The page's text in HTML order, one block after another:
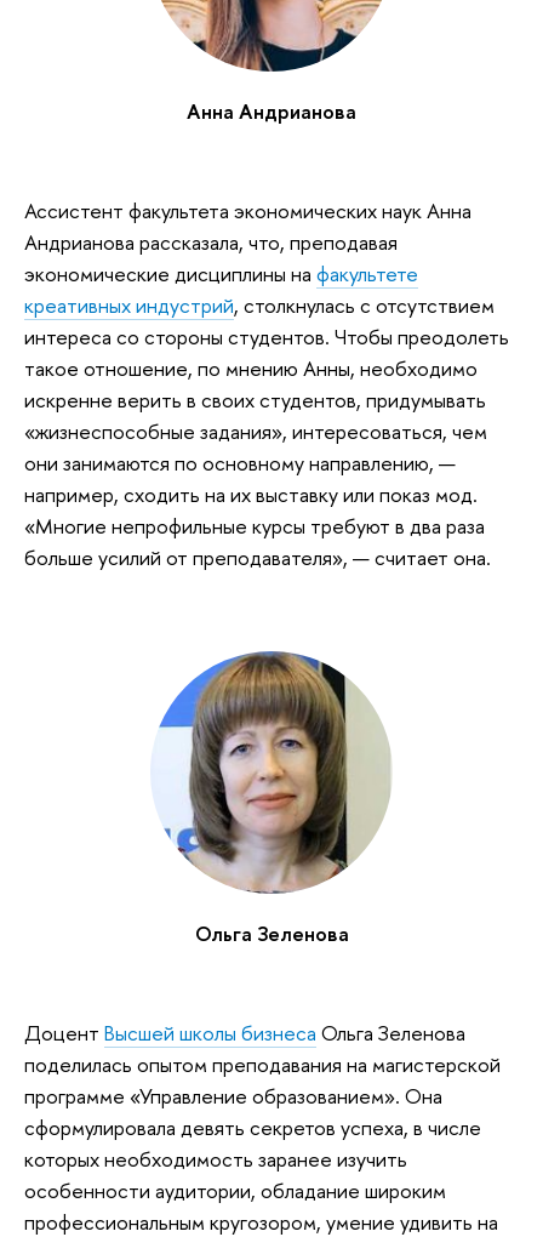
Анна Андрианова
Ассистент факультета экономических наук Анна
Андрианова рассказала, что, преподавая
экономические дисциплины на факультете
креативных индустрий, столкнулась с отсутствием
интереса со стороны студентов. Чтобы преодолеть
такое отношение, по мнению Анны, необходимо
искренне верить в своих студентов, придумывать
«жизнеспособные задания», интересоваться, чем
они занимаются по основному направлению, —
например, сходить на их выставку или показ мод.
«Многие непрофильные курсы требуют в два раза
больше усилий от преподавателя», — считает она.
Ольга Зеленова
Доцент Высшей школы бизнеса Ольга Зеленова
поделилась опытом преподавания на магистерской
программе «Управление образованием». Она
сформулировала девять секретов успеха, в числе
которых необходимость заранее изучить
особенности аудитории, обладание широким
профессиональным кругозором, умение удивить на